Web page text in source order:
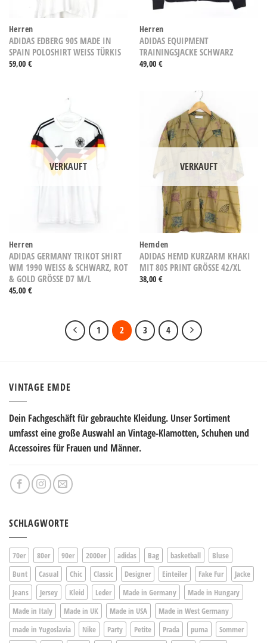
Herren
ADIDAS EDBERG 90S MADE IN
SPAIN POLOSHIRT WEISS TÜRKIS
59,00 €
Herren
ADIDAS EQUIPMENT
TRAININGSJACKE SCHWARZ
49,00 €
VERKAUFT
Herren
ADIDAS GERMANY TRIKOT SHIRT
WM 1990 WEISS & SCHWARZ, ROT &
GOLD GRÖSSE D7 M/L
45,00 €
VERKAUFT
Hemden
ADIDAS HEMD KURZARM KHAKI
MIT 80S PRINT GRÖSSE 42/XL
38,00 €
1 2 3 4
VINTAGE EMDE
Dein Fachgeschäft für gebrauchte Kleidung. Unser Sortiment
umfasst eine große Auswahl an Vintage-Klamotten, Schuhen und
Accessoires für Frauen und Männer.
SCHLAGWORTE
70er 80er 90er 2000er adidas Bag basketball
Bluse
Bunt
Casual Chic Classic Designer Einteiler Fake Fur
Jacke
Jeans
Jersey Kleid Leder Made in Germany
Made in Hungary
Made in Italy
Made in UK Made in USA
Made in West Germany
made in Yugoslavia
Nike Party Petite Prada puma
Sommer